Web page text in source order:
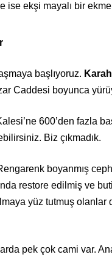
ise ekşi mayalı bir
başlıyoruz.
Caddesi boyunca
600’den fazla
Biz çıkmadık.
boyanmış
restore edilmiş ve
yüz tutmuş
pek çok cami var.